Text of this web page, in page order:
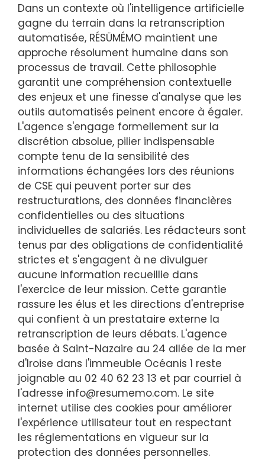
Dans un contexte où l'intelligence artificielle
gagne du terrain dans la retranscription
automatisée, RÉSÜMÉMO maintient une
approche résolument humaine dans son
processus de travail. Cette philosophie
garantit une compréhension contextuelle
des enjeux et une finesse d'analyse que les
outils automatisés peinent encore à égaler.
L'agence s'engage formellement sur la
discrétion absolue, pilier indispensable
compte tenu de la sensibilité des
informations échangées lors des réunions
de CSE qui peuvent porter sur des
restructurations, des données financières
confidentielles ou des situations
individuelles de salariés. Les rédacteurs sont
tenus par des obligations de confidentialité
strictes et s'engagent à ne divulguer
aucune information recueillie dans
l'exercice de leur mission. Cette garantie
rassure les élus et les directions d'entreprise
qui confient à un prestataire externe la
retranscription de leurs débats. L'agence
basée à Saint-Nazaire au 24 allée de la mer
d'Iroise dans l'immeuble Océanis 1 reste
joignable au 02 40 62 23 13 et par courriel à
l'adresse info@resumemo.com. Le site
internet utilise des cookies pour améliorer
l'expérience utilisateur tout en respectant
les réglementations en vigueur sur la
protection des données personnelles.